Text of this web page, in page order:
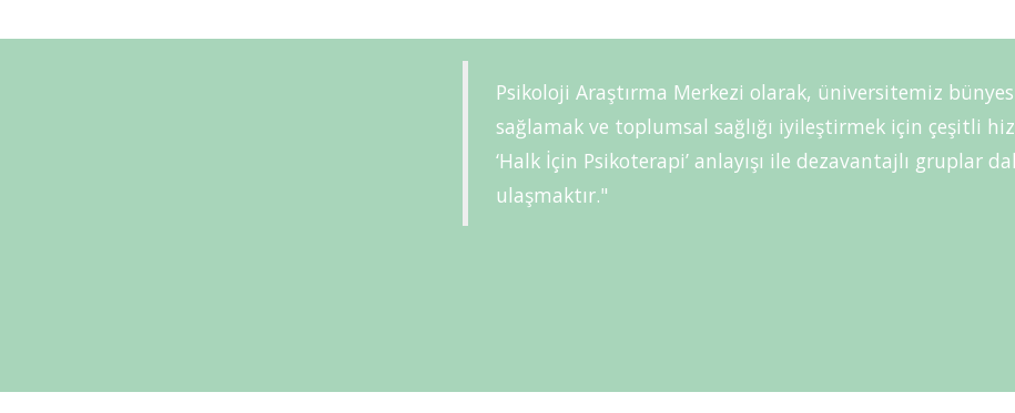
Psikoloji Araştırma Merkezi olarak, üniversitemiz
sağlamak ve toplumsal sağlığı iyileştirmek için çeşitli
‘Halk İçin Psikoterapi’ anlayışı ile dezavantajlı gruplar
ulaşmaktır."